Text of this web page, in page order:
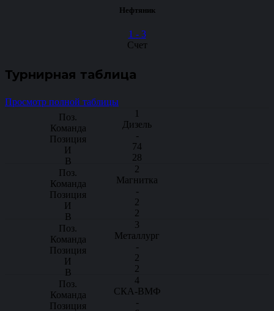
Нефтяник
1 - 3
Счет
Турнирная таблица
Просмотр полной таблицы
1
Дизель
-
74
28
2
Магнитка
-
2
2
3
Металлург
-
2
2
4
СКА-ВМФ
-